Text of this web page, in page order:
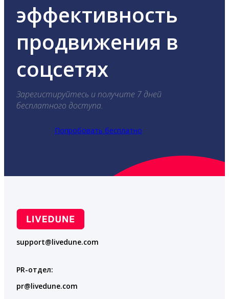
эффективность
продвижения в
соцсетях
Зарегистируйтесь и получите 7 дней
бесплатного доступа.
Попробовать бесплатно
support@livedune.com
PR-отдел:
pr@livedune.com